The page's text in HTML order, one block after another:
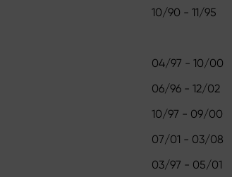
10/90 - 11/95
04/97 - 10/00
06/96 - 12/02
10/97 - 09/00
07/01 - 03/08
03/97 - 05/01